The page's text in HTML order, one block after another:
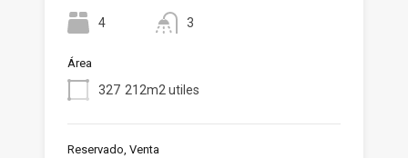
4 3
Área
327 212m2 utiles
Reservado, Venta